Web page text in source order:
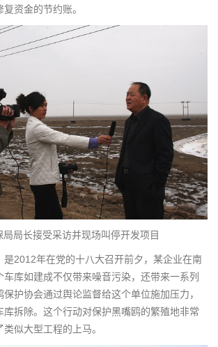
资金的节约账。
局局长接受采访并现场叫停开发项目
2012年在党的十八大召开前夕，某企业在南
库如建成不仅带来噪音污染，还带来一系列
护协会通过舆论监督给这个单位施加压力，
库拆除。这个行动对保护黑嘴鸥的繁殖地非常
似大型工程的上马。